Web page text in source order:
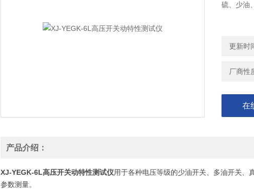
硫、少油
更新时
厂商性
在
产品介绍：
XJ-YEGK-6L高压开关动特性测试仪用于各种电压等级的少油开关、多油开关
参数测量。